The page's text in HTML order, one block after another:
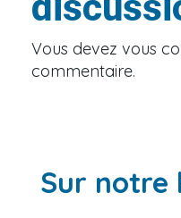
Vous devez vous
commentaire.
Sur notre